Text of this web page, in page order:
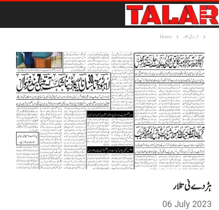
Home ہڑدیئی تلار
ہڑ دے ئی تلار
06 July 2023